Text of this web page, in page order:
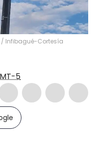
/ Infibagué-Cortesía
5